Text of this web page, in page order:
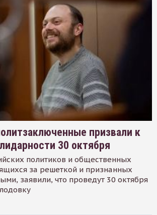
призвали к
30 октября
политиков и общественных
за решеткой и признанных
заявили, что проведут 30 октября